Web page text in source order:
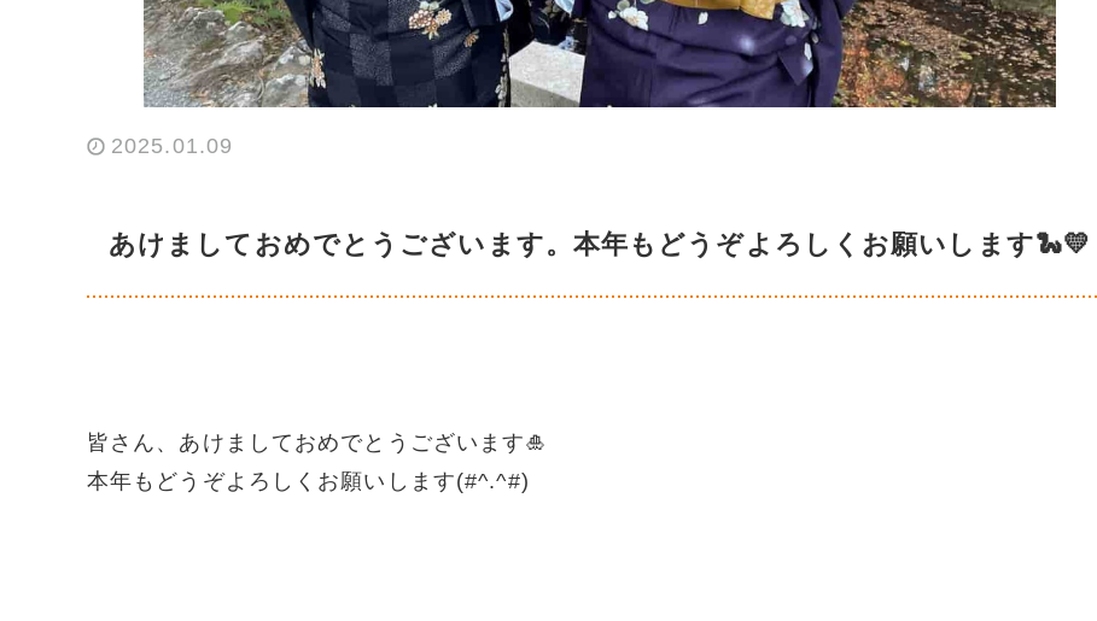
2025.01.09
あけましておめでとうございます。本年もどうぞよろしくお願いします🐍💛
皆さん、あけましておめでとうございます🎍
本年もどうぞよろしくお願いします(#^.^#)